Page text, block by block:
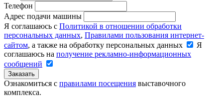
Телефон
Адрес подачи машины
Я соглашаюсь с Политикой в отношении обработки
персональных данных, Правилами пользования интернет-
сайтом, а также на обработку персональных данных
Я
соглашаюсь на получение рекламно-информационных
сообщений
Заказать
Ознакомиться с правилами посещения выставочного
комплекса.